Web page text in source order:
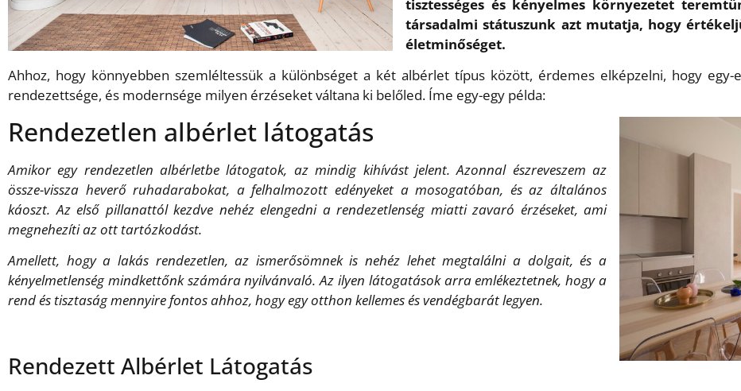
tisztességes és kényelmes környezetet
társadalmi státuszunk azt mutatja, hogy
életminőséget.
Ahhoz, hogy könnyebben szemléltessük a különbséget a két albérlet típus között, érdemes elképzelni, hogy egy-
rendezettsége, és modernsége milyen érzéseket váltana ki belőled. Íme egy-egy példa:
Rendezetlen albérlet látogatás
Amikor egy rendezetlen albérletbe látogatok, az mindig kihívást jelent. Azonnal észreveszem az
össze-vissza heverő ruhadarabokat, a felhalmozott edényeket a mosogatóban, és az általános
káoszt. Az első pillanattól kezdve nehéz elengedni a rendezetlenség miatti zavaró érzéseket, ami
megnehezíti az ott tartózkodást.
Amellett, hogy a lakás rendezetlen, az ismerősömnek is nehéz lehet megtalálni a dolgait, és a
kényelmetlenség mindkettőnk számára nyilvánvaló. Az ilyen látogatások arra emlékeztetnek, hogy a
rend és tisztaság mennyire fontos ahhoz, hogy egy otthon kellemes és vendégbarát legyen.
Rendezett Albérlet Látogatás